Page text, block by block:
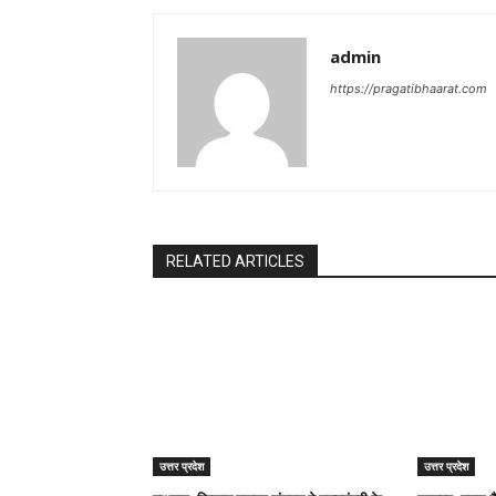
admin
https://pragatibhaarat.com
RELATED ARTICLES
उत्तर प्रदेश उत्तर प्रदेश